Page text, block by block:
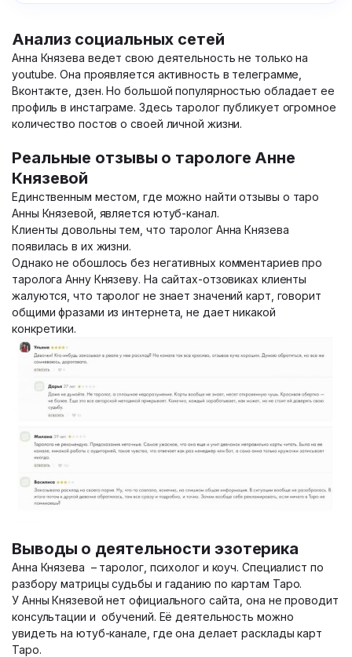
Анализ социальных сетей
Анна Князева ведет свою деятельность не только на
youtube. Она проявляется активность в телеграмме,
Вконтакте, дзен. Но большой популярностью обладает ее
профиль в инстаграме. Здесь таролог публикует огромное
количество постов о своей личной жизни.
Реальные отзывы о тарологе Анне
Князевой
Единственным местом, где можно найти отзывы о таро
Анны Князевой, является ютуб-канал.
Клиенты довольны тем, что таролог Анна Князева
появилась в их жизни.
Однако не обошлось без негативных комментариев про
таролога Анну Князеву. На сайтах-отзовиках клиенты
жалуются, что таролог не знает значений карт, говорит
общими фразами из интернета, не дает никакой
конкретики.
Выводы о деятельности эзотерика
Анна Князева – таролог, психолог и коуч. Специалист по
разбору матрицы судьбы и гаданию по картам Таро.
У Анны Князевой нет официального сайта, она не проводит
консультации и обучений. Её деятельность можно
увидеть на ютуб-канале, где она делает расклады карт
Таро.